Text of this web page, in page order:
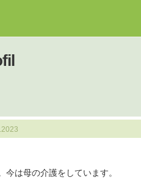
今は母の介護をしています。